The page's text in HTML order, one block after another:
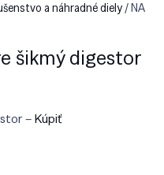
a náhradné diely/ NA
šikmý digestor
–Kúpiť